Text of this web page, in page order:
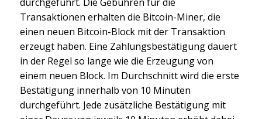
Transaktionen erhalten die Bitcoin-Miner, die
einen neuen Bitcoin-Block mit der Transaktion
erzeugt haben. Eine Zahlungsbestätigung dauert
in der Regel so lange wie die Erzeugung von
einem neuen Block. Im Durchschnitt wird die erste
Bestätigung innerhalb von 10 Minuten
durchgeführt. Jede zusätzliche Bestätigung mit